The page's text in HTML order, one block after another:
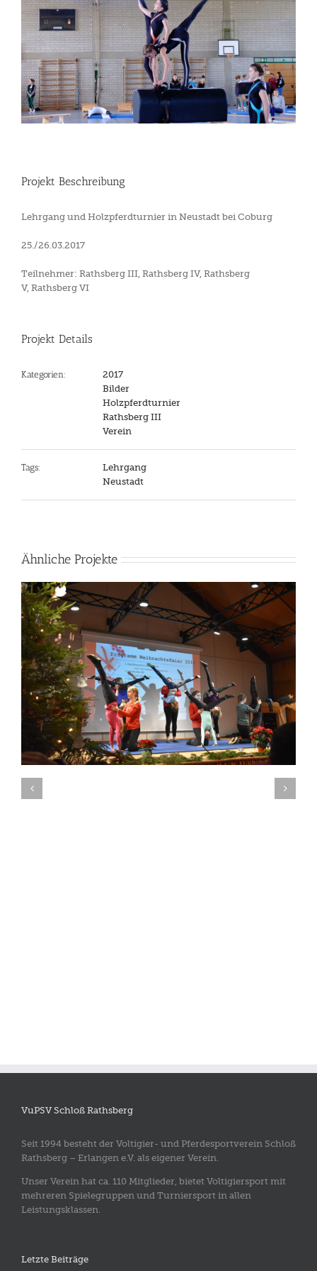
Projekt Beschreibung
Lehrgang und Holzpferdturnier in Neustadt bei Coburg
25./26.03.2017
Teilnehmer: Rathsberg III, Rathsberg IV, Rathsberg
V, Rathsberg VI
Projekt Details
Kategorien:
2017
Bilder
Holzpferdturnier
Rathsberg III
Verein
Tags:
Lehrgang
Neustadt
Ähnliche Projekte
Holzpferdturnier Eggenhof 2018
VuPSV Schloß Rathsberg
Seit 1994 besteht der Voltigier- und Pferdesportverein Schloß
Rathsberg – Erlangen e.V. als eigener Verein.
Unser Verein hat ca. 110 Mitglieder, bietet Voltigiersport mit
mehreren Spielegruppen und Turniersport in allen
Leistungsklassen.
Letzte Beiträge